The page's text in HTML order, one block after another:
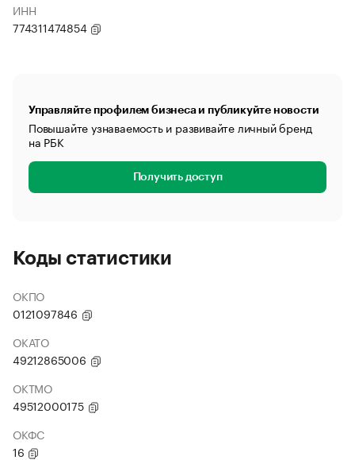
ИНН
774311474854
Управляйте профилем бизнеса и публикуйте новости
Повышайте узнаваемость и развивайте личный бренд
на РБК
Получить доступ
Коды статистики
ОКПО
0121097846
ОКАТО
49212865006
ОКТМО
49512000175
ОКФС
16